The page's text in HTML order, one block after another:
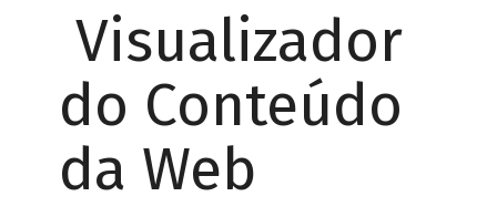
Visualizador
do Conteúdo
da Web